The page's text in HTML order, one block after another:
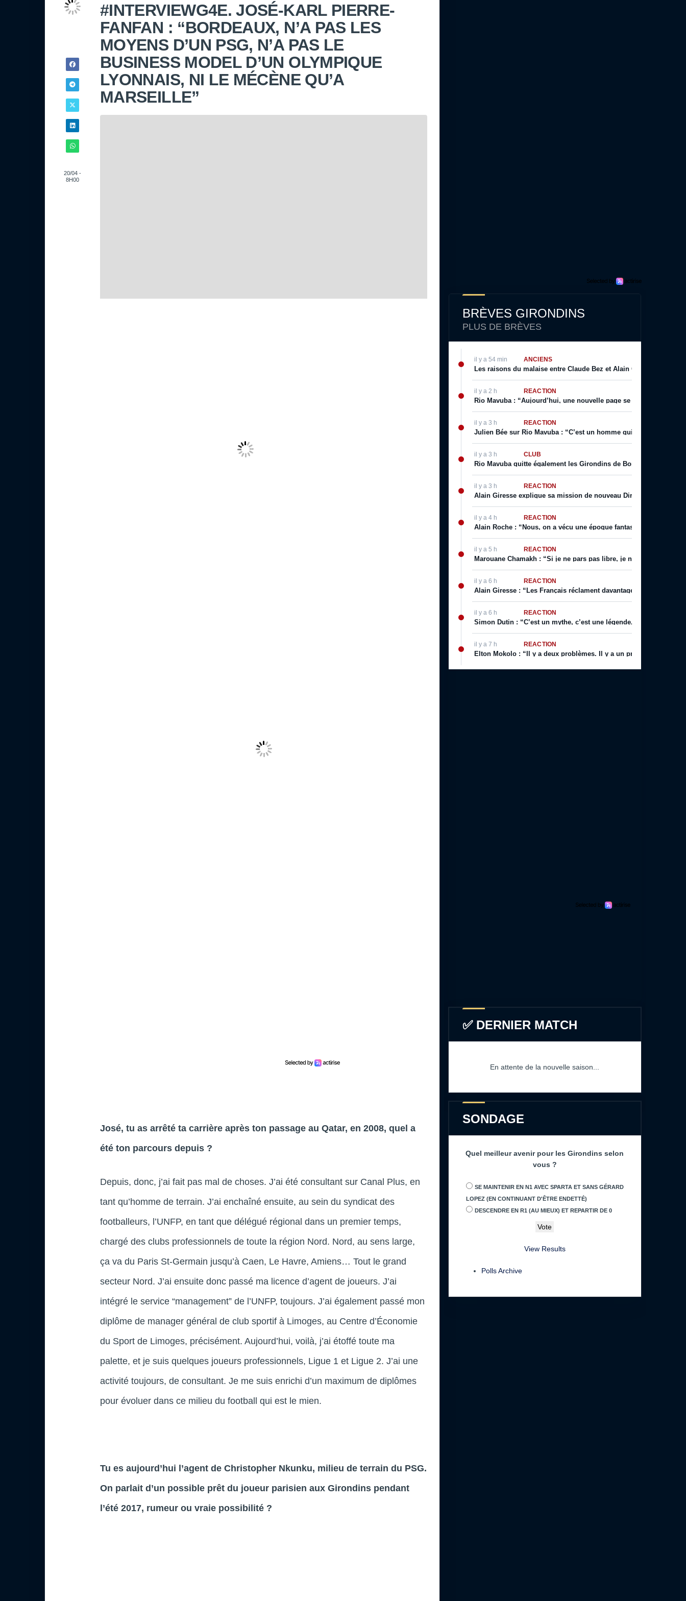
20/04 -
8H00
#INTERVIEWG4E. JOSÉ-KARL PIERRE-
FANFAN : “BORDEAUX, N’A PAS LES
MOYENS D’UN PSG, N’A PAS LE
BUSINESS MODEL D’UN OLYMPIQUE
LYONNAIS, NI LE MÉCÈNE QU’A
MARSEILLE”
José, tu as arrêté ta carrière après ton passage au Qatar, en 2008, quel a
été ton parcours depuis ?
Depuis, donc, j’ai fait pas mal de choses. J’ai été consultant sur Canal Plus, en
tant qu’homme de terrain. J’ai enchaîné ensuite, au sein du syndicat des
footballeurs, l’UNFP, en tant que délégué régional dans un premier temps,
chargé des clubs professionnels de toute la région Nord. Nord, au sens large,
ça va du Paris St-Germain jusqu’à Caen, Le Havre, Amiens… Tout le grand
secteur Nord. J’ai ensuite donc passé ma licence d’agent de joueurs. J’ai
intégré le service “management” de l’UNFP, toujours. J’ai également passé mon
diplôme de manager général de club sportif à Limoges, au Centre d’Économie
du Sport de Limoges, précisément. Aujourd’hui, voilà, j’ai étoffé toute ma
palette, et je suis quelques joueurs professionnels, Ligue 1 et Ligue 2. J’ai une
activité toujours, de consultant. Je me suis enrichi d’un maximum de diplômes
pour évoluer dans ce milieu du football qui est le mien.
Tu es aujourd’hui l’agent de Christopher Nkunku, milieu de terrain du PSG.
On parlait d’un possible prêt du joueur parisien aux Girondins pendant
l’été 2017, rumeur ou vraie possibilité ?
BRÈVES GIRONDINS
PLUS DE BRÈVES
il y a 54 min ANCIENS
Les raisons du malaise entre Claude Bez et Alain Giresse
il y a 2 h RÉACTION
Rio Mavuba : “Aujourd’hui, une nouvelle page se tourne […]
il y a 3 h RÉACTION
Julien Bée sur Rio Mavuba : “C’est un homme qui incarne les
il y a 3 h CLUB
Rio Mavuba quitte également les Girondins de Bordeaux
il y a 3 h RÉACTION
Alain Giresse explique sa mission de nouveau Directeur
il y a 4 h RÉACTION
Alain Roche : “Nous, on a vécu une époque fantastique pour
il y a 5 h RÉACTION
Marouane Chamakh : “Si je ne pars pas libre, je ne quitte jamais
il y a 6 h RÉACTION
Alain Giresse : “Les Français réclament davantage : ils veulent
il y a 6 h RÉACTION
Simon Dutin : “C’est un mythe, c’est une légende, on a décidé
il y a 7 h RÉACTION
Elton Mokolo : “Il y a deux problèmes. Il y a un problème de
✅ DERNIER MATCH
En attente de la nouvelle saison...
SONDAGE
Quel meilleur avenir pour les Girondins selon
vous ?
SE MAINTENIR EN N1 AVEC SPARTA ET SANS GÉRARD
LOPEZ (EN CONTINUANT D'ÊTRE ENDETTÉ)
DESCENDRE EN R1 (AU MIEUX) ET REPARTIR DE 0
View Results
Polls Archive